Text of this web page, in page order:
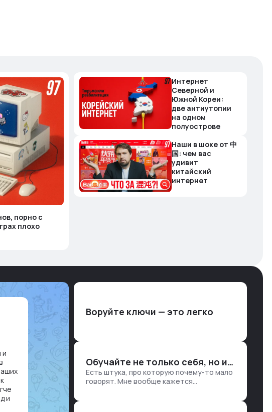
порно с
плохо
Интернет
Северной и
Южной Кореи:
две антиутопии
на одном
полуострове
Наши в шоке от 中
国: чем вас
удивит
китайский
интернет
и
и
Воруйте ключи — это легко
Обучайте не только себя, но и клиентов
Есть штука, про которую почему-то мало
говорят. Мне вообще кажется